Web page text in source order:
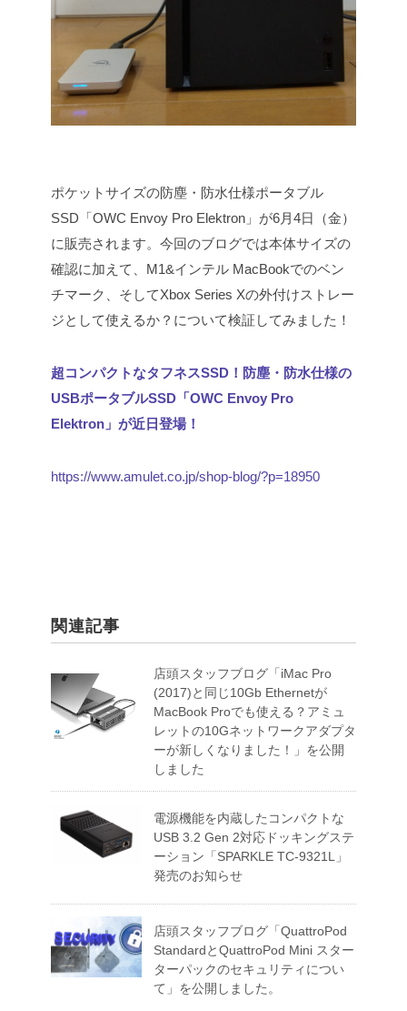
ポケットサイズの防塵・防水仕様ポータブル
SSD「OWC Envoy Pro Elektron」が6月4日（金）
に販売されます。今回のブログでは本体サイズの
確認に加えて、M1&インテル MacBookでのベン
チマーク、そしてXbox Series Xの外付けストレー
ジとして使えるか？について検証してみました！
超コンパクトなタフネスSSD！防塵・防水仕様の
USBポータブルSSD「OWC Envoy Pro
Elektron」が近日登場！
https://www.amulet.co.jp/shop-blog/?p=18950
関連記事
店頭スタッフブログ「iMac Pro
(2017)と同じ10Gb Ethernetが
MacBook Proでも使える？アミュ
レットの10Gネットワークアダプタ
ーが新しくなりました！」を公開
しました
電源機能を内蔵したコンパクトな
USB 3.2 Gen 2対応ドッキングステ
ーション「SPARKLE TC-9321L」
発売のお知らせ
店頭スタッフブログ「QuattroPod
StandardとQuattroPod Mini スター
ターパックのセキュリティについ
て」を公開しました。